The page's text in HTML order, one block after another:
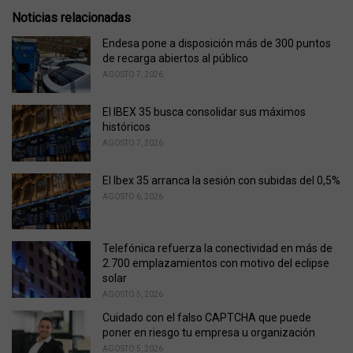
e
o
r
i
:
Noticias relacionadas
Endesa pone a disposición más de 300 puntos
de recarga abiertos al público
AGOSTO 7, 2026
El IBEX 35 busca consolidar sus máximos
históricos
AGOSTO 7, 2026
El Ibex 35 arranca la sesión con subidas del 0,5%
AGOSTO 6, 2026
Telefónica refuerza la conectividad en más de
2.700 emplazamientos con motivo del eclipse
solar
AGOSTO 5, 2026
Cuidado con el falso CAPTCHA que puede
poner en riesgo tu empresa u organización
AGOSTO 5, 2026